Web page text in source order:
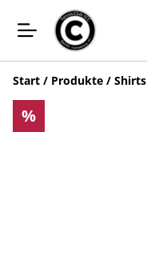
Start / Produkte / Shirts
%